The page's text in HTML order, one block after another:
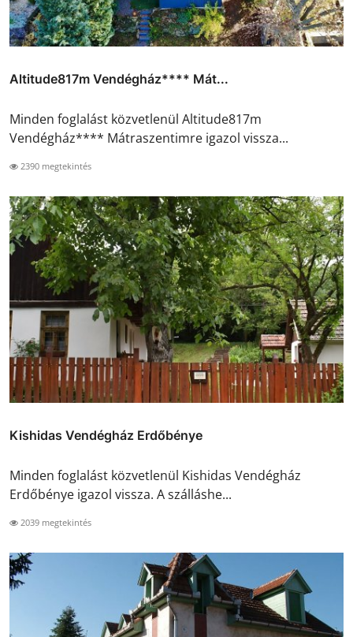
Altitude817m Vendégház**** Mát...
Minden foglalást közvetlenül Altitude817m
Vendégház**** Mátraszentimre igazol vissza...
2390 megtekintés
Kishidas Vendégház Erdőbénye
Minden foglalást közvetlenül Kishidas Vendégház
Erdőbénye igazol vissza. A szálláshe...
2039 megtekintés